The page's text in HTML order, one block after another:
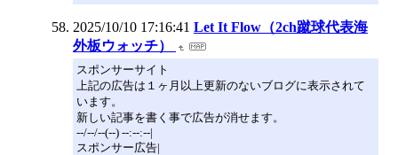
2025/10/10 17:16:41 Let It Flow（2ch蹴球代表海
外板ウォッチ）
スポンサーサイト
上記の広告は１ヶ月以上更新のないブログに表示されて
います。
新しい記事を書く事で広告が消せます。
--/--/--(--) --:--:--|
スポンサー広告|